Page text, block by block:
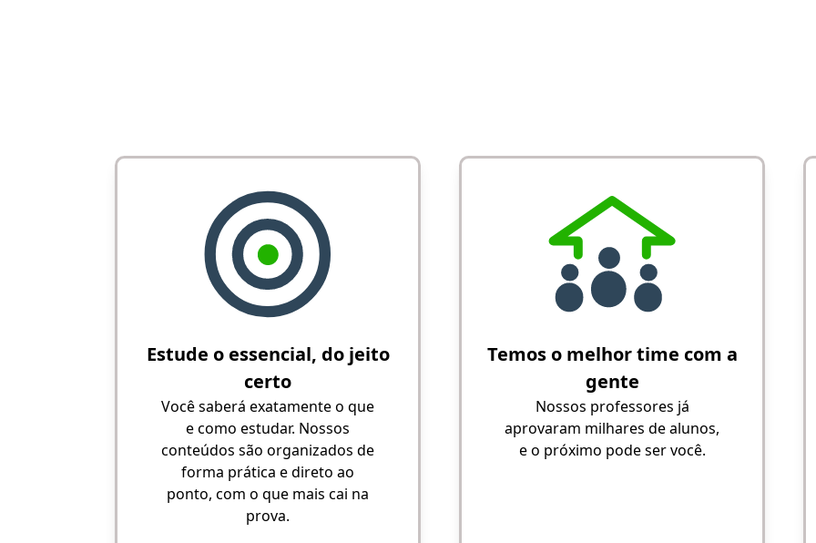
Estude o essencial, do jeito
certo
Você saberá exatamente o que
e como estudar. Nossos
conteúdos são organizados de
forma prática e direto ao
ponto, com o que mais cai na
prova.
Temos o melhor time com a
gente
Nossos professores já
aprovaram milhares de alunos,
e o próximo pode ser você.